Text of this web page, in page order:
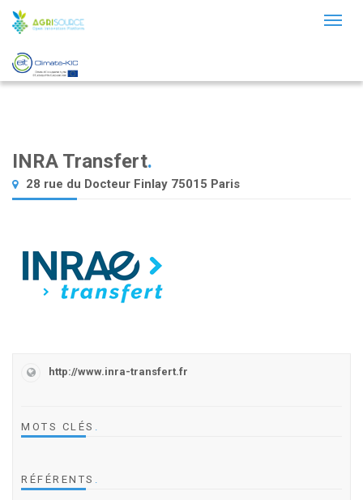
INRA Transfert.
28 rue du Docteur Finlay 75015 Paris
http://www.inra-transfert.fr
MOTS CLÉS .
RÉFÉRENTS .